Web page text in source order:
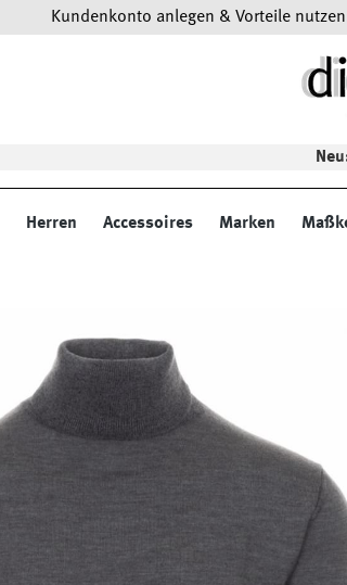
Kundenkonto anlegen & Vorteile
Herren Accessoires Marken